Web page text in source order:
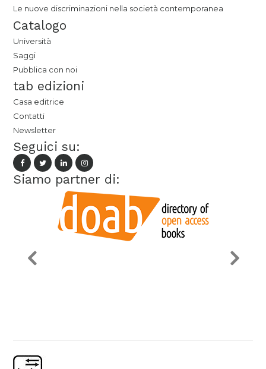
Le nuove discriminazioni nella società contemporanea
Catalogo
Università
Saggi
Pubblica con noi
tab edizioni
Casa editrice
Contatti
Newsletter
Seguici su:
Siamo partner di: